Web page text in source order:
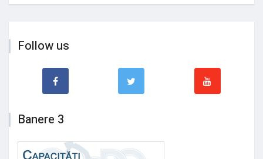
Follow us
Banere 3